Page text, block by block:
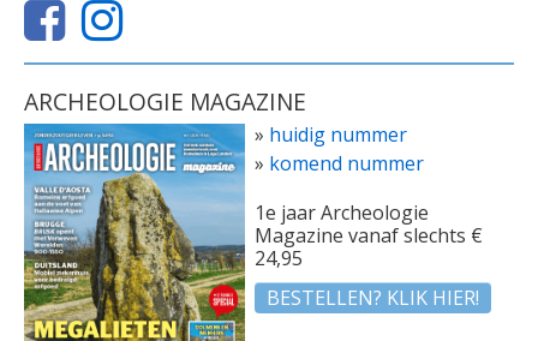
ARCHEOLOGIE MAGAZINE
» huidig nummer
» komend nummer
1e jaar Archeologie
Magazine vanaf slechts €
24,95
BESTELLEN? KLIK HIER!